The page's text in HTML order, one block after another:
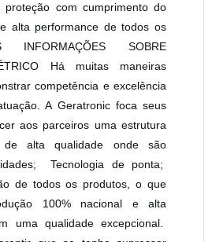
proteção com cumprimento do
alta performance de todos os
INFORMAÇÕES SOBRE
Há muitas maneiras
competência e excelência
A Geratronic foca seus
aos parceiros uma estrutura
alta qualidade onde são
Tecnologia de ponta;
de todos os produtos, o que
100% nacional e alta
uma qualidade excepcional.